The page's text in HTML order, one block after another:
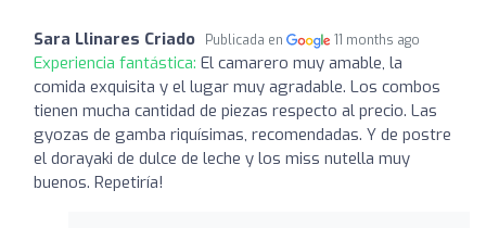
Sara Llinares Criado Publicada en 11 months ago
Experiencia fantástica: El camarero muy amable, la
comida exquisita y el lugar muy agradable. Los combos
tienen mucha cantidad de piezas respecto al precio. Las
gyozas de gamba riquísimas, recomendadas. Y de postre
el dorayaki de dulce de leche y los miss nutella muy
buenos. Repetiría!